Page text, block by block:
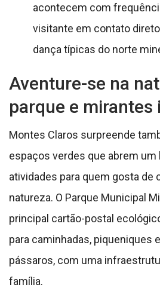
acontecem com
visitante em contato
dança típicas do norte
Aventure-se na
parque e mirantes
Montes Claros surpreende
espaços verdes que abrem um
atividades para quem gosta de
natureza. O Parque Municipal
principal cartão-postal
para caminhadas, piqueniques
pássaros, com uma
família.